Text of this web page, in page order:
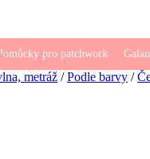
pro patchwork
metráž /Podle barvy /